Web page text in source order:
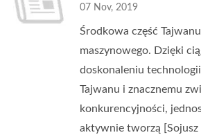
07 Nov, 2019
Środkowa część
maszynowego. Dzięki
doskonaleniu
Tajwanu i znacznemu
konkurencyjności,
aktywnie tworzą [Sojusz